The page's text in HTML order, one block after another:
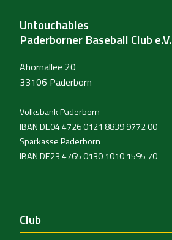
Untouchables
Paderborner Baseball Club e.V.
Ahornallee 20
33106 Paderborn
Volksbank Paderborn
IBAN DE04 4726 0121 8839 9772 00
Sparkasse Paderborn
IBAN DE23 4765 0130 1010 1595 70
Club